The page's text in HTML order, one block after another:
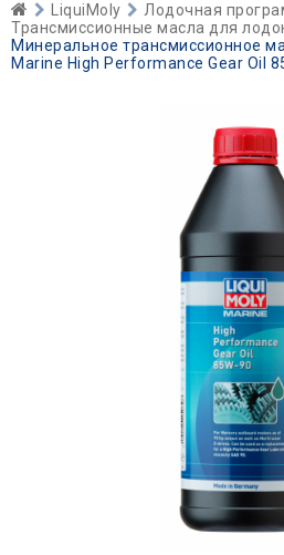
LiquiMoly
Лодочная
Трансмиссионные масла для
Минеральное трансмиссионное
Marine High Performance Gear Oil